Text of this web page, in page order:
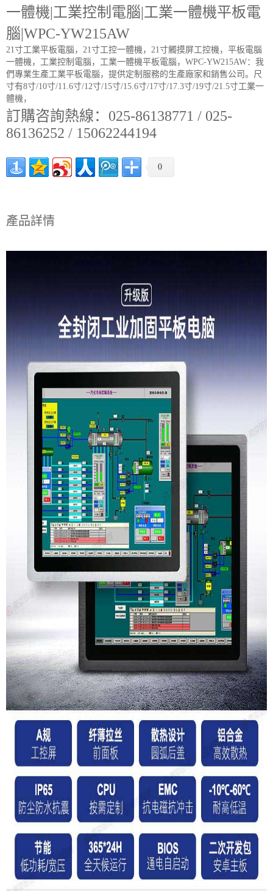
一體機|工業控制電腦|工業一體機平板電
腦|WPC-YW215AW
21寸工業平板電腦，21寸工控一體機，21寸觸摸屏工控機，平板電腦
一體機，工業控制電腦，工業一體機平板電腦，WPC-YW215AW：我
們專業生產工業平板電腦，提供定制服務的生產廠家和銷售公司。尺
寸有8寸/10寸/11.6寸/12寸/15寸/15.6寸/17寸/17.3寸/19寸/21.5寸工業一
體機，
訂購咨詢熱線：025-86138771 / 025-
86136252 / 15062244194
0
產品詳情